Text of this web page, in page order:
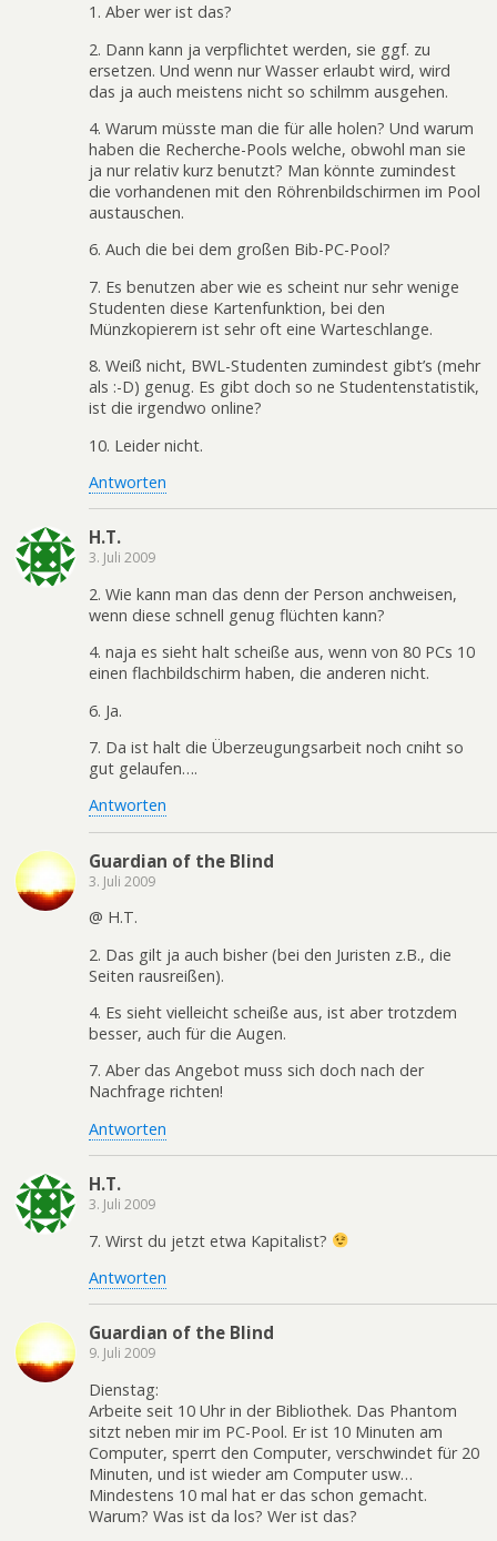
1. Aber wer ist das?
2. Dann kann ja verpflichtet werden, sie ggf. zu
ersetzen. Und wenn nur Wasser erlaubt wird, wird
das ja auch meistens nicht so schilmm ausgehen.
4. Warum müsste man die für alle holen? Und warum
haben die Recherche-Pools welche, obwohl man sie
ja nur relativ kurz benutzt? Man könnte zumindest
die vorhandenen mit den Röhrenbildschirmen im Pool
austauschen.
6. Auch die bei dem großen Bib-PC-Pool?
7. Es benutzen aber wie es scheint nur sehr wenige
Studenten diese Kartenfunktion, bei den
Münzkopierern ist sehr oft eine Warteschlange.
8. Weiß nicht, BWL-Studenten zumindest gibt’s (mehr
als :-D) genug. Es gibt doch so ne Studentenstatistik,
ist die irgendwo online?
10. Leider nicht.
Antworten
H.T.
3. Juli 2009
2. Wie kann man das denn der Person anchweisen,
wenn diese schnell genug flüchten kann?
4. naja es sieht halt scheiße aus, wenn von 80 PCs 10
einen flachbildschirm haben, die anderen nicht.
6. Ja.
7. Da ist halt die Überzeugungsarbeit noch cniht so
gut gelaufen….
Antworten
Guardian of the Blind
3. Juli 2009
@ H.T.
2. Das gilt ja auch bisher (bei den Juristen z.B., die
Seiten rausreißen).
4. Es sieht vielleicht scheiße aus, ist aber trotzdem
besser, auch für die Augen.
7. Aber das Angebot muss sich doch nach der
Nachfrage richten!
Antworten
H.T.
3. Juli 2009
7. Wirst du jetzt etwa Kapitalist?
Antworten
Guardian of the Blind
9. Juli 2009
Dienstag:
Arbeite seit 10 Uhr in der Bibliothek. Das Phantom
sitzt neben mir im PC-Pool. Er ist 10 Minuten am
Computer, sperrt den Computer, verschwindet für 20
Minuten, und ist wieder am Computer usw…
Mindestens 10 mal hat er das schon gemacht.
Warum? Was ist da los? Wer ist das?